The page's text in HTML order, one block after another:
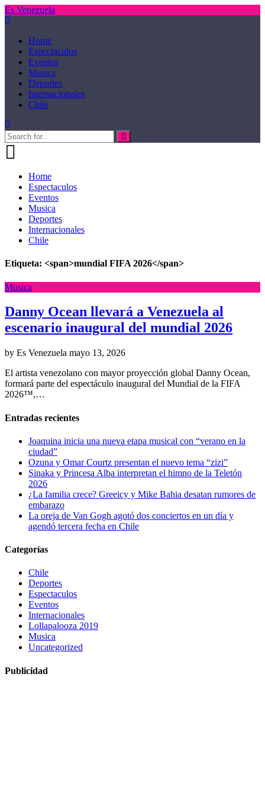
Es Venezuela
Home
Espectaculos
Eventos
Musica
Deportes
Internacionales
Chile
Home
Espectaculos
Eventos
Musica
Deportes
Internacionales
Chile
Etiqueta: <span>mundial FIFA 2026</span>
Musica
Danny Ocean llevará a Venezuela al
escenario inaugural del mundial 2026
by Es Venezuela mayo 13, 2026
El artista venezolano con mayor proyección global Danny Ocean,
formará parte del espectáculo inaugural del Mundial de la FIFA
2026™️,…
Entradas recientes
Joaquina inicia una nueva etapa musical con “verano en la
ciudad”
Ozuna y Omar Courtz presentan el nuevo tema “zizi”
Sinaka y Princesa Alba interpretan el himno de la Teletón
2026
¿La familia crece? Greeicy y Mike Bahia desatan rumores de
embarazo
La oreja de Van Gogh agotó dos conciertos en un día y
agendó tercera fecha en Chile
Categorías
Chile
Deportes
Espectaculos
Eventos
Internacionales
Lollapalooza 2019
Musica
Uncategorized
Publicidad